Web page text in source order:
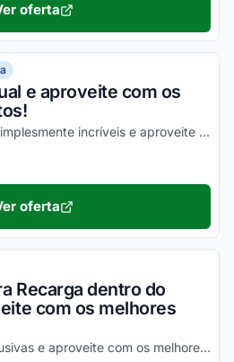
oferta
e aproveite com os
Desfrute de vantagens simplesmente incríveis e aproveite com os melhores descontos!
oferta
Recarga dentro do
com os melhores
Desfrute de ofertas exclusivas e aproveite com os melhores benefícios!